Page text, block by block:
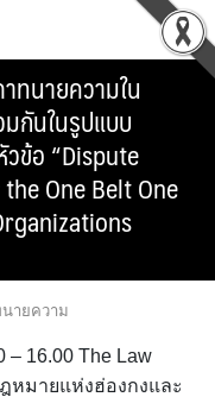
ทนายความใน
กันในรูปแบบ
ข้อ “Dispute
One Belt One
ายความ
– 16.00 The Law
หมายแห่งฮ่องกงและ